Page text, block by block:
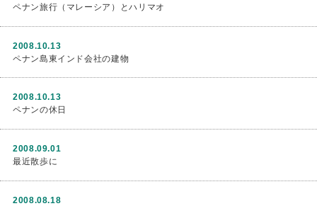
ペナン旅行（マレーシア）とハリマオ
2008.10.13
ペナン島東インド会社の建物
2008.10.13
ペナンの休日
2008.09.01
最近散歩に
2008.08.18